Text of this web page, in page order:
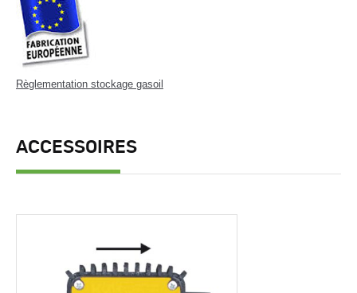
Règlementation stockage gasoil
ACCESSOIRES